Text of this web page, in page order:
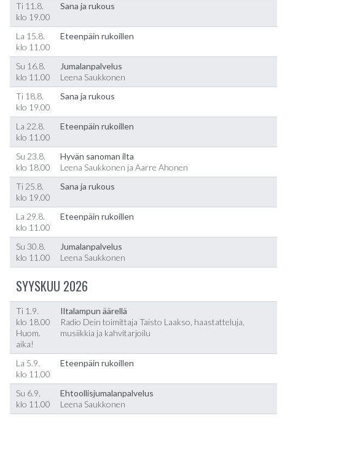
Ti 11.8.
klo 19.00
Sana ja rukous
La 15.8.
klo 11.00
Eteenpäin rukoillen
Su 16.8.
klo 11.00
Jumalanpalvelus
Leena Saukkonen
Ti 18.8.
klo 19.00
Sana ja rukous
La 22.8.
klo 11.00
Eteenpäin rukoillen
Su 23.8.
klo 18.00
Hyvän sanoman ilta
Leena Saukkonen ja Aarre Ahonen
Ti 25.8.
klo 19.00
Sana ja rukous
La 29.8.
klo 11.00
Eteenpäin rukoillen
Su 30.8.
klo 11.00
Jumalanpalvelus
Leena Saukkonen
SYYSKUU 2026
Ti 1.9.
klo 18.00
Huom.
aika!
Iltalampun äärellä
Radio Dein toimittaja Taisto Laakso, haastatteluja,
musiikkia ja kahvitarjoilu
La 5.9.
klo 11.00
Eteenpäin rukoillen
Su 6.9.
klo 11.00
Ehtoollisjumalanpalvelus
Leena Saukkonen